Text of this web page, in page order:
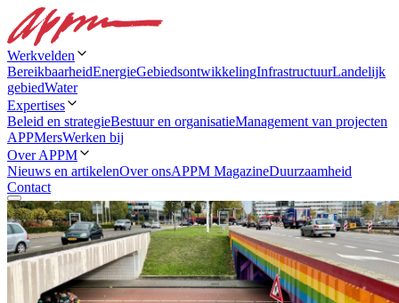
Werkvelden
BereikbaarheidEnergieGebiedsontwikkelingInfrastructuurLandelijk
gebiedWater
Expertises
Beleid en strategieBestuur en organisatieManagement van projecten
APPMersWerken bij
Over APPM
Nieuws en artikelenOver onsAPPM MagazineDuurzaamheid
Contact